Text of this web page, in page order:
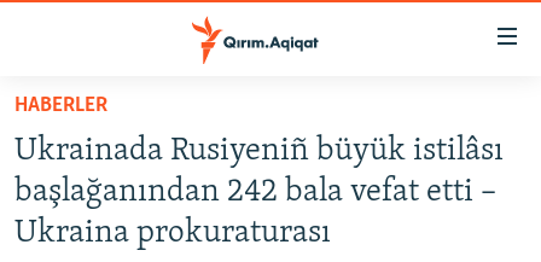
Esas
qaytmaq
Baş
navigatsiyağa
qaytmaq
HABERLER
SİYASET
İQTİSADİYAT
HABERLER
Ukrainada Rusiyeniñ büyük istilâsı
başlağanından 242 bala vefat etti –
Ukraina prokuraturası